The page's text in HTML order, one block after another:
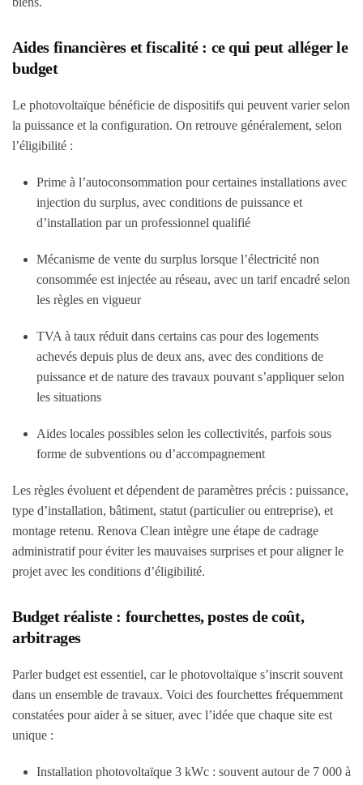
Aides financières et fiscalité : ce qui peut alléger le
budget
Le photovoltaïque bénéficie de dispositifs qui peuvent varier selon
la puissance et la configuration. On retrouve généralement, selon
l’éligibilité :
Prime à l’autoconsommation pour certaines installations avec
injection du surplus, avec conditions de puissance et
d’installation par un professionnel qualifié
Mécanisme de vente du surplus lorsque l’électricité non
consommée est injectée au réseau, avec un tarif encadré selon
les règles en vigueur
TVA à taux réduit dans certains cas pour des logements
achevés depuis plus de deux ans, avec des conditions de
puissance et de nature des travaux pouvant s’appliquer selon
les situations
Aides locales possibles selon les collectivités, parfois sous
forme de subventions ou d’accompagnement
Les règles évoluent et dépendent de paramètres précis : puissance,
type d’installation, bâtiment, statut (particulier ou entreprise), et
montage retenu. Renova Clean intègre une étape de cadrage
administratif pour éviter les mauvaises surprises et pour aligner le
projet avec les conditions d’éligibilité.
Budget réaliste : fourchettes, postes de coût,
arbitrages
Parler budget est essentiel, car le photovoltaïque s’inscrit souvent
dans un ensemble de travaux. Voici des fourchettes fréquemment
constatées pour aider à se situer, avec l’idée que chaque site est
unique :
Installation photovoltaïque 3 kWc : souvent autour de 7 000 à